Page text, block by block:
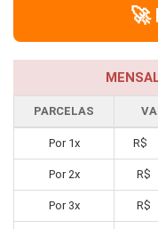
🚀
PARCELAS
Por 1x R$
Por2x R$
Por 3x R$